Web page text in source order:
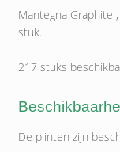
Mantegna Graphite
stuk.
217 stuks
De plinten zijn